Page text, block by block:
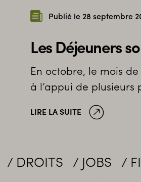
Publié le 28 septembre
Les Déjeuners
En octobre, le mois de
à l’appui de plusieurs
LIRE LA SUITE
FINANCE